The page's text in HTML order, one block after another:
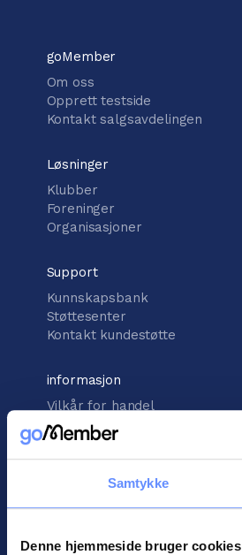
Samtykke
Denne hjemmeside bruger cookies
goMember
Om oss
Opprett testside
Kontakt salgsavdelingen
Løsninger
Klubber
Foreninger
Organisasjoner
Support
Kunnskapsbank
Støttesenter
Kontakt kundestøtte
informasjon
Vilkår for handel
Informasjonskapsler
Personopplysningspolitikk